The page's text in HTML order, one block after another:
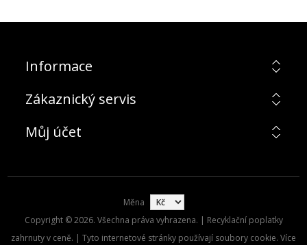
Informace
Zákaznický servis
Můj účet
Měna
Copyright © 2026. Všechna práva vyhrazena. | Recyklační poplatky
zahrnuty v ceně. | Tyto internetové stránky používají soubory cookie. Více